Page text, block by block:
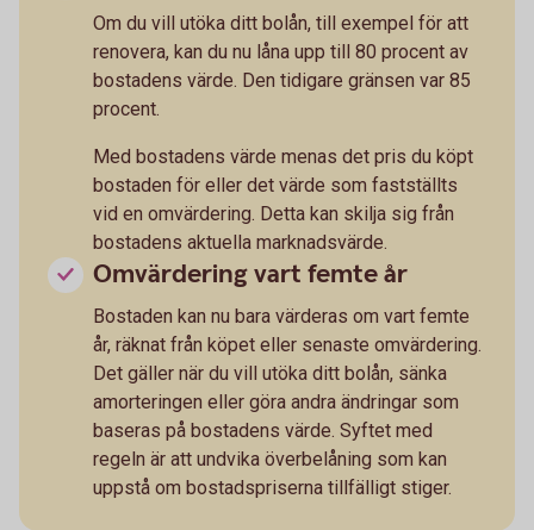
Om du vill utöka ditt bolån, till exempel för att
renovera, kan du nu låna upp till 80 procent av
bostadens värde. Den tidigare gränsen var 85
procent.
Med bostadens värde menas det pris du köpt
bostaden för eller det värde som fastställts
vid en omvärdering. Detta kan skilja sig från
bostadens aktuella marknadsvärde.
Omvärdering vart femte år
Bostaden kan nu bara värderas om vart femte
år, räknat från köpet eller senaste omvärdering.
Det gäller när du vill utöka ditt bolån, sänka
amorteringen eller göra andra ändringar som
baseras på bostadens värde. Syftet med
regeln är att undvika överbelåning som kan
uppstå om bostadspriserna tillfälligt stiger.